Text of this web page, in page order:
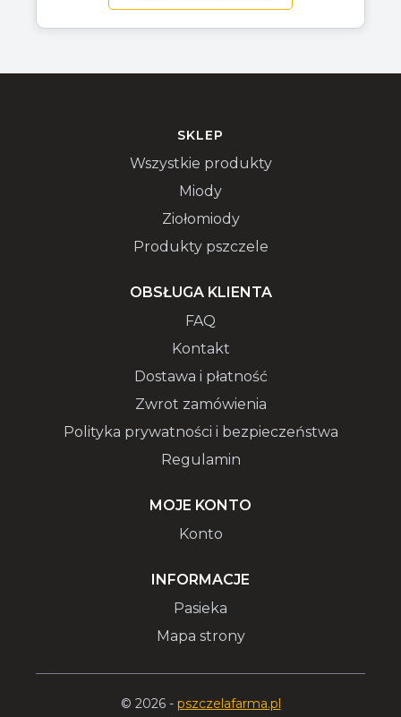
SKLEP
Wszystkie produkty
Miody
Ziołomiody
Produkty pszczele
OBSŁUGA KLIENTA
FAQ
Kontakt
Dostawa i płatność
Zwrot zamówienia
Polityka prywatności i bezpieczeństwa
Regulamin
MOJE KONTO
Konto
INFORMACJE
Pasieka
Mapa strony
© 2026 - pszczelafarma.pl